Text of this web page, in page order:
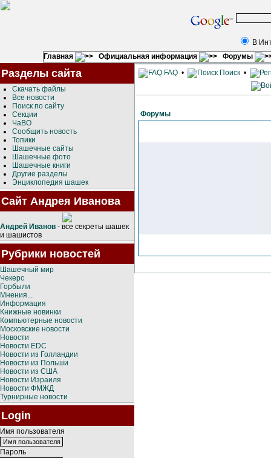
В
Главная
Официальная информация Форумы
Разделы сайта
Скачать файлы
Все новости
Поиск по сайту
Секции
ЧаВО
Сообщить новость
Топики
Шашечные сайты
Шашечные фото
Шашечные книги
Другие разделы
Энциклопедия шашек
Сайт Андрея Иванова
Андрей Иванов - все секреты шашек
и шашистов
Рубрики новостей
Шашечный мир
Чекерс
Горбыли
Мнения...
Информация
Книжные новинки
Компьютерные новости
Московские новости
Новости
Новости EDC
Новости из Голландии
Новости из Польши
Новости из США
Новости Израиля
Новости ФМЖД
Турнирные новости
Login
Имя пользователя
Пароль
FAQ • Поиск •
Форумы